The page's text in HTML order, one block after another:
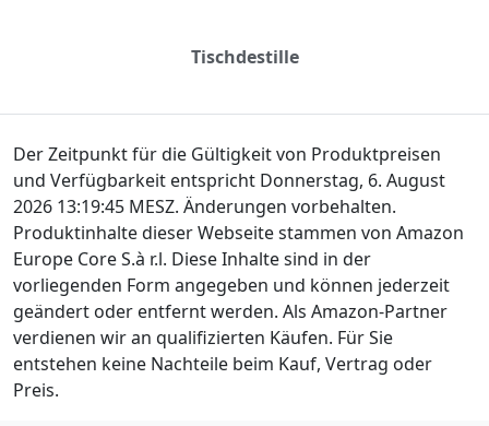
Tischdestille
Der Zeitpunkt für die Gültigkeit von Produktpreisen
und Verfügbarkeit entspricht Donnerstag, 6. August
2026 13:19:45 MESZ. Änderungen vorbehalten.
Produktinhalte dieser Webseite stammen von Amazon
Europe Core S.à r.l. Diese Inhalte sind in der
vorliegenden Form angegeben und können jederzeit
geändert oder entfernt werden. Als Amazon-Partner
verdienen wir an qualifizierten Käufen. Für Sie
entstehen keine Nachteile beim Kauf, Vertrag oder
Preis.